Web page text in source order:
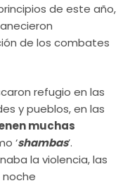
de este año,
de los combates
refugio en las
y pueblos, en las
muchas
‘shambas’.
la violencia, las